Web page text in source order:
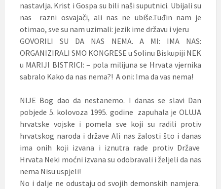
nastavlja. Krist i Gospa su bili naši suputnici. Ubijali su
nas razni osvajači, ali nas ne ubiše.Tuđin nam je
otimao, sve su nam uzimali: jezik ime državu i vjeru
GOVORILI SU DA NAS NEMA. A MI: IMA NAS:
ORGANIZIRALI SMO KONGRESE u Solinu Biskupiji NEK
u MARIJI BISTRICI: – pola milijuna se Hrvata vjernika
sabralo Kako da nas nema?! A oni: Ima da vas nema!
NIJE Bog dao da nestanemo. I danas se slavi Dan
pobjede 5. kolovoza 1995. godine zapuhala je OLUJA
hrvatske vojske i pomela sve koji su radili protiv
hrvatskog naroda i države Ali nas žalosti što i danas
ima onih koji izvana i iznutra rade protiv Države
Hrvata Neki moćni izvana su odobravali i željeli da nas
nema Nisu uspjeli!
No i dalje ne odustaju od svojih demonskih namjera.